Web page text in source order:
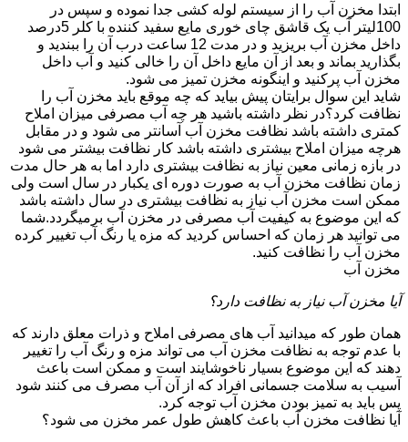
ابتدا مخزن آب را از سیستم لوله کشی جدا نموده و سپس در
100لیتر آب یک قاشق چای خوری مایع سفید کننده با کلر 5درصد
داخل مخزن آب بریزید و در مدت 12 ساعت درب آن را ببندید و
بگذارید بماند و بعد از آن مایع داخل آن را خالی کنید و آب داخل
مخزن آب پرکنید و اینگونه مخزن تمیز می شود.
شاید این سوال برایتان پیش بیاید که چه موقع باید مخزن آب را
نظافت کرد؟در نظر داشته باشید هر چه آب مصرفی میزان املاح
کمتری داشته باشد نظافت مخزن آب آسانتر می شود و در مقابل
هرچه میزان املاح بیشتری داشته باشد کار نظافت بیشتر می شود
در بازه زمانی معین نیاز به نظافت بیشتری دارد اما به هر حال مدت
زمان نظافت مخزن آب به صورت دوره ای یکبار در سال است ولی
ممکن است مخزن آب نیاز به نظافت بیشتری در سال داشته باشد
که این موضوع به کیفیت آب مصرفی در مخزن آب برمیگردد.شما
می توانید هر زمان که احساس کردید که مزه یا رنگ آب تغییر کرده
مخزن آب را نظافت کنید.
مخزن آب
آیا مخزن آب نیاز به نظافت دارد؟
همان طور که میدانید آب های مصرفی املاح و ذرات معلق دارند که
با عدم توجه به نظافت مخزن آب می تواند مزه و رنگ آب را تغییر
دهند که این موضوع بسیار ناخوشایند است و ممکن است باعث
آسیب به سلامت جسمانی افراد که از آن آب مصرف می کنند شود
پس باید به تمیز بودن مخزن آب توجه کرد.
آیا نظافت مخزن آب باعث کاهش طول عمر مخزن می شود؟